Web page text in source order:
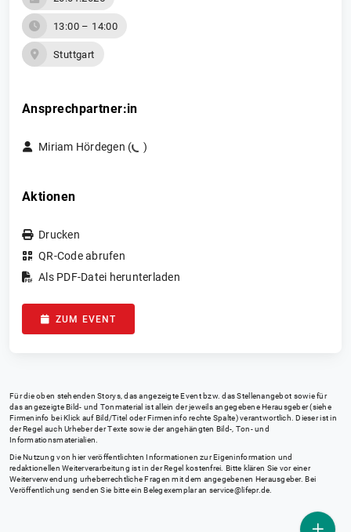
13:00 – 14:00
Stuttgart
Ansprechpartner:in
Miriam Hördegen ( )
Aktionen
Drucken
QR-Code abrufen
Als PDF-Datei herunterladen
ZUM EVENT
Für die oben stehenden Storys, das angezeigte Event bzw. das Stellenangebot sowie für
das angezeigte Bild- und Tonmaterial ist allein der jeweils angegebene Herausgeber (siehe
Firmeninfo bei Klick auf Bild/Titel oder Firmeninfo rechte Spalte) verantwortlich. Dieser ist in
der Regel auch Urheber der Texte sowie der angehängten Bild-, Ton- und
Informationsmaterialien.
Die Nutzung von hier veröffentlichten Informationen zur Eigeninformation und
redaktionellen Weiterverarbeitung ist in der Regel kostenfrei. Bitte klären Sie vor einer
Weiterverwendung urheberrechtliche Fragen mit dem angegebenen Herausgeber. Bei
Veröffentlichung senden Sie bitte ein Belegexemplar an service@lifepr.de